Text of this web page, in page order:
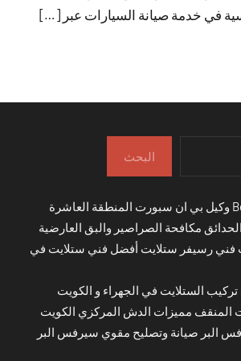
في خدمة صيانة السيارات عبر […]
البحث
مكافحة الصراصير والبق العارضية
فني رسيفر ستلايت أفضل فني ستلايت في
الستلايت في الجهراء و الكويت
المنقف مميزات الدش المركزي الكويت
البر صيانة وتصليح مقوي سيرفس البر